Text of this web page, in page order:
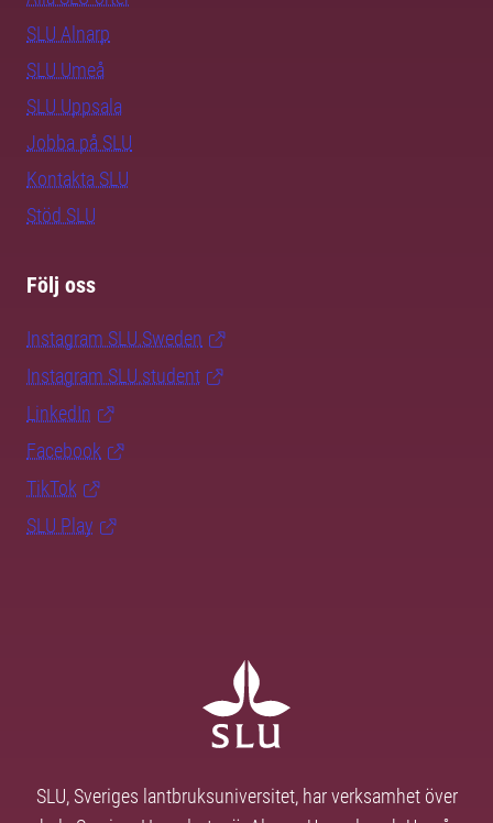
SLU Alnarp
SLU Umeå
SLU Uppsala
Jobba på SLU
Kontakta SLU
Stöd SLU
Följ oss
Instagram SLU.Sweden
Instagram SLU.student
LinkedIn
Facebook
TikTok
SLU Play
SLU, Sveriges lantbruksuniversitet, har verksamhet över